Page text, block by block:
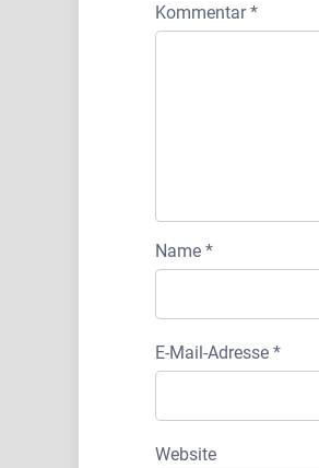
Kommentar*
Name *
E-Mail-Adresse *
Website